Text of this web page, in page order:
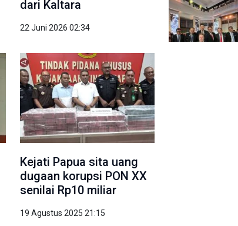
dari Kaltara
22 Juni 2026 02:34
Kejati Papua sita uang
dugaan korupsi PON XX
senilai Rp10 miliar
19 Agustus 2025 21:15